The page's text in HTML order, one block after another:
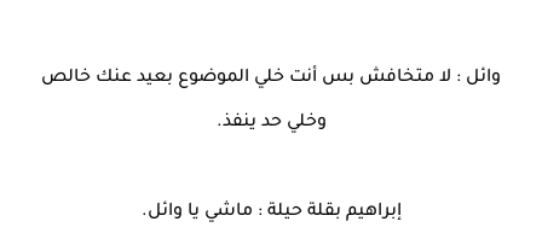
وائل : لا متخافش بس أنت خلي الموضوع بعيد عنك خالص
وخلي حد ينفذ.
إبراهيم بقلة حيلة : ماشي يا وائل.